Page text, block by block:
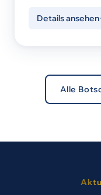
Details ansehen
Alle